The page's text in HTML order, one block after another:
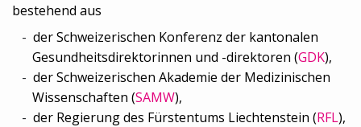
bestehend aus
der Schweizerischen Konferenz der kantonalen
Gesundheitsdirektorinnen und -direktoren (GDK),
der Schweizerischen Akademie der Medizinischen
Wissenschaften (SAMW),
der Regierung des Fürstentums Liechtenstein (RFL),